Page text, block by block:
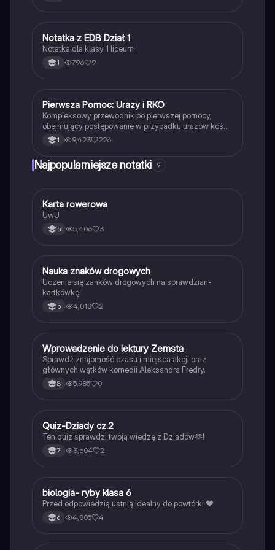
Edukacja dla bezpieczeństwa
Notatka z EDB Dział 1
Notatka dla klasy 1 liceum
1 796 9
Edukacja dla bezpieczeństwa
Pierwsza Pomoc: Urazy i RKO
Kompleksowy przewodnik po pierwszej pomocy,
obejmujący postępowanie w przypadku urazów kości
i stawów, oparzeń, odmrożeń oraz resuscytację
krążeniowo-oddechową (RKO). Dowiedz się, jak
tamować krwotoki oraz radzić sobie z ciałem obcym
pomocy.
1 9,423 226
Najpopularniejsze notatki 9
KTechnika
Karta rowerowa
UwU
5 5,406 3
NTechnika
Nauka znaków drogowych
Uczenie się zanków drogowych na sprawdzian-
kartkówkę
5 4,018 2
WJęzyk polski
Wprowadzenie do lektury Zemsta
Sprawdź znajomość czasu i miejsca akcji oraz
głównych wątków komedii Aleksandra Fredry.
8 5,985 0
QJęzyk polski
Quiz-Dziady cz.2
Ten quiz sprawdzi twoją wiedzę z Dziadów🫶!
7 3,604 2
BBiologia
biologia- ryby klasa 6
Przed odpowiedzią ustnią idealny do powtórki ❤️
6 4,805 4